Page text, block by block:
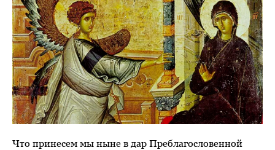
Что принесем мы ныне в дар Преблагословенной